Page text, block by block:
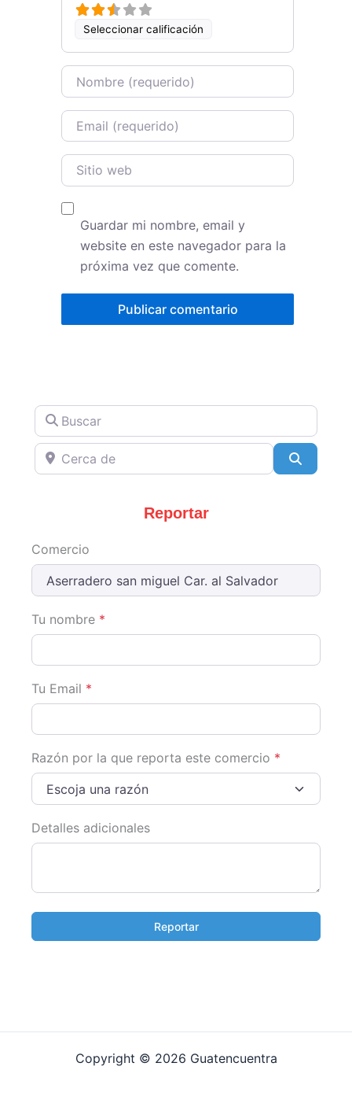
Seleccionar calificación
Name
Email
Sitio web
Guardar mi nombre, email y
website en este navegador para la
próxima vez que comente.
Buscar
Cerca de
Reportar
Comercio
Tu nombre *
Tu Email *
Razón por la que reporta este comercio *
Escoja una razón
Detalles adicionales
Reportar
Copyright © 2026 Guatencuentra